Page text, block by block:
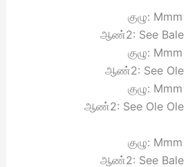
குழு: Mmm
ஆண்2: See Bale
குழு: Mmm
ஆண்2: See Ole
குழு: Mmm
ஆண்2: See Ole Ole
குழு: Mmm
ஆண்2: See Bale